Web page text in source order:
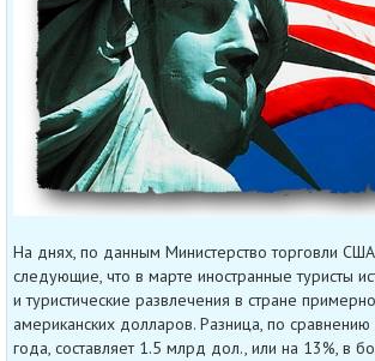
На днях, по данным Министерство торговли
следующие, что в марте иностранные туристы
и туристические развлечения в стране
американских долларов. Разница, по
года, составляет 1.5 млрд дол., или на 13%, в